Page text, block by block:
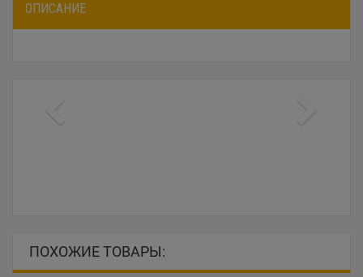
ОПИСАНИЕ
ПОХОЖИЕ ТОВАРЫ: